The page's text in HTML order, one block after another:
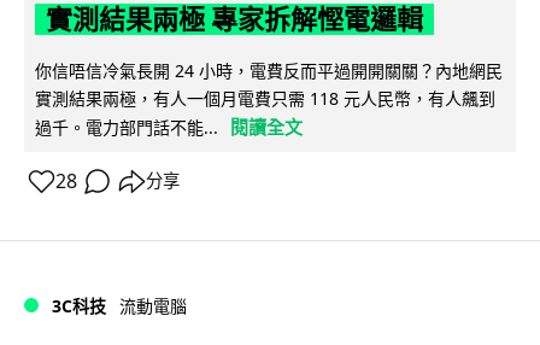
實測結果兩極 專家拆解慳電邏輯
你信唔信冷氣長開 24 小時，電費反而平過開開關關？內地網民
實測結果兩極，有人一個月電費只需 118 元人民幣，有人飆到
過千。電力部門話不能...
閱讀全文
28 分享
3C科技 流動電腦